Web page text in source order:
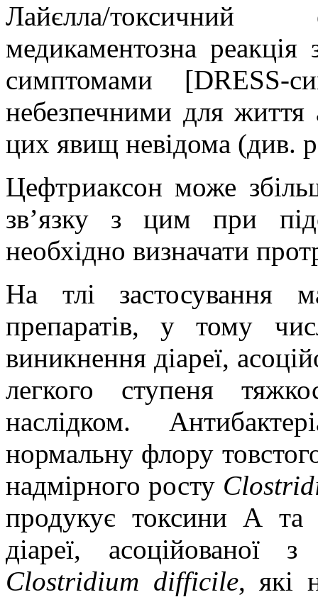
Лайєлла/токсичний
медикаментозна
симптомами [DRESS-
небезпечними для
цих явищ невідома (див.
Цефтриаксон може
зв’язку з цим при
необхідно визначати
На тлі застосування
препаратів, у тому
виникнення діареї,
легкого ступеня
наслідком.
нормальну флору
надмірного росту
продукує токсини А та
діареї, асоційованої
Clostrіdіum dіffіcіle, які